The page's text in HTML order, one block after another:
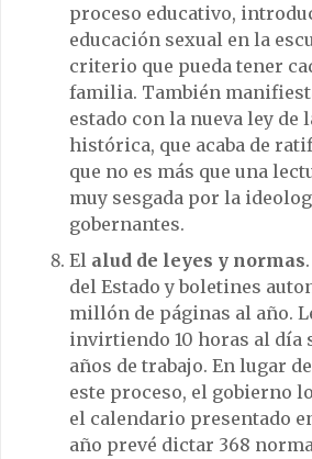
proceso educativo,
educación sexual en la
criterio que pueda tener
familia. También
estado con la nueva ley de
histórica, que acaba de
que no es más que una
muy sesgada por la
gobernantes.
El alud de leyes y normas
del Estado y boletines
millón de páginas al año.
invirtiendo 10 horas al día
años de trabajo. En lugar
este proceso, el gobierno
el calendario presentado
año prevé dictar 368